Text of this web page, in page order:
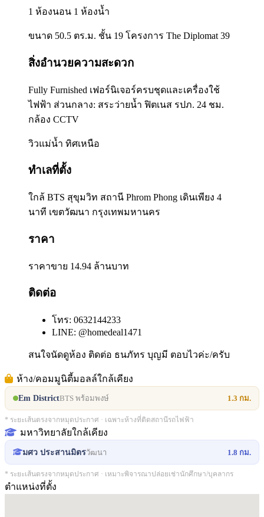
1 ห้องนอน 1 ห้องน้ำ
ขนาด 50.5 ตร.ม. ชั้น 19 โครงการ The Diplomat 39
สิ่งอำนวยความสะดวก
Fully Furnished เฟอร์นิเจอร์ครบชุดและเครื่องใช้
ไฟฟ้า ส่วนกลาง: สระว่ายน้ำ ฟิตเนส รปภ. 24 ชม.
กล้อง CCTV
วิวแม่น้ำ ทิศเหนือ
ทำเลที่ตั้ง
ใกล้ BTS สุขุมวิท สถานี Phrom Phong เดินเพียง 4
นาที เขตวัฒนา กรุงเทพมหานคร
ราคา
ราคาขาย 14.94 ล้านบาท
ติดต่อ
โทร: 0632144233
LINE: @homedeal1471
สนใจนัดดูห้อง ติดต่อ ธนภัทร บุญมี ตอบไวค่ะ/ครับ
ห้าง/คอมมูนิตี้มอลล์ใกล้เคียง
Em DistrictBTS พร้อมพงษ์ 1.3 กม.
* ระยะเส้นตรงจากหมุดประกาศ · เฉพาะห้างที่ติดสถานีรถไฟฟ้า
มหาวิทยาลัยใกล้เคียง
มศว ประสานมิตรวัฒนา 1.8 กม.
* ระยะเส้นตรงจากหมุดประกาศ · เหมาะพิจารณาปล่อยเช่านักศึกษา/บุคลากร
ตำแหน่งที่ตั้ง